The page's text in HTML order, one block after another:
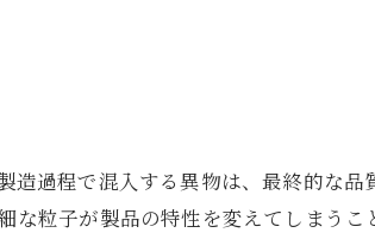
過程で混入する異物は、最終的な品
粒子が製品の特性を変えてしまうこ